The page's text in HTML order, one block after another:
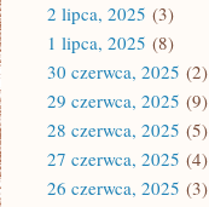
2 lipca, 2025 (3)
1 lipca, 2025 (8)
30 czerwca, 2025 (2)
29 czerwca, 2025 (9)
28 czerwca, 2025 (5)
27 czerwca, 2025 (4)
26 czerwca, 2025 (3)